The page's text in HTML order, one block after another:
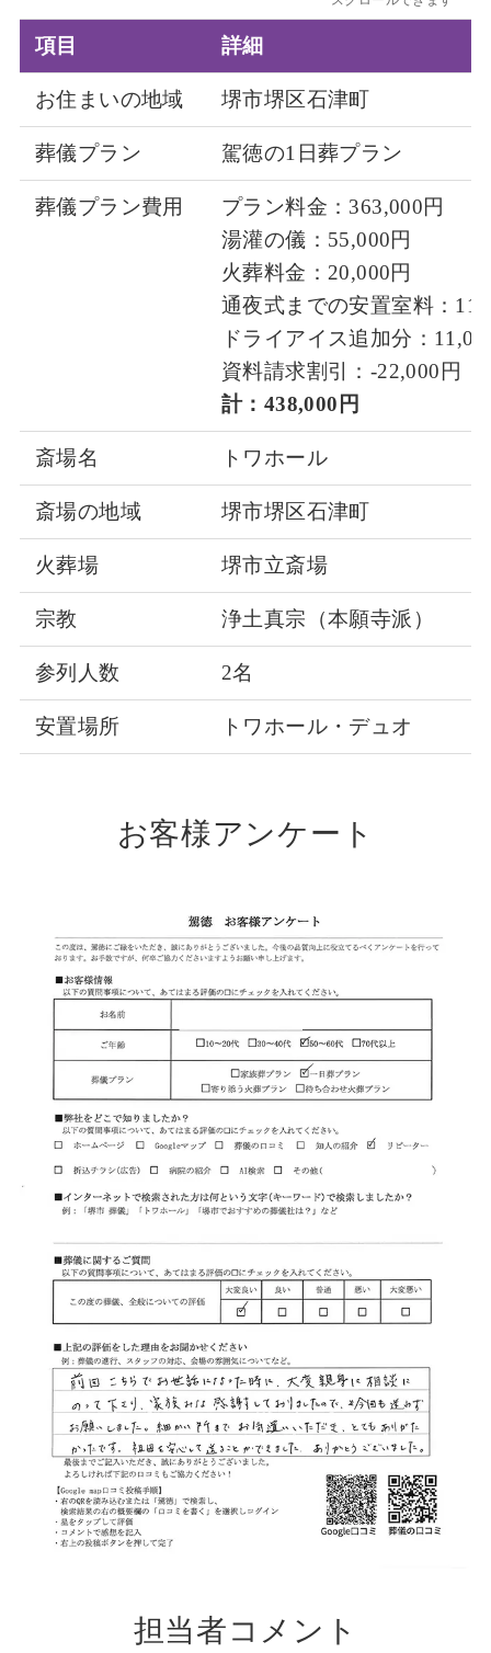
項目 詳細
お住まいの地域 堺市堺区石津町
葬儀プラン 駕徳の1日葬プラン
葬儀プラン費用
プラン料金：363,000円
湯灌の儀：55,000円
火葬料金：20,000円
通夜式までの安置室料：
ドライアイス追加分：
資料請求割引：-22,000円
計：438,000円
斎場名 トワホール
斎場の地域 堺市堺区石津町
火葬場 堺市立斎場
宗教 浄土真宗（本願寺派）
参列人数 2名
安置場所 トワホール・デュオ
お客様アンケート
担当者コメント